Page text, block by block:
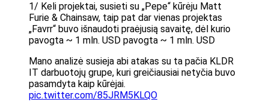
1/ Keli projektai, susieti su „Pepe“ kūrėju Matt
Furie & Chainsaw, taip pat dar vienas projektas
„Favrr“ buvo išnaudoti praėjusią savaitę, dėl kurio
pavogta ~ 1 mln. USD pavogta ~ 1 mln. USD
Mano analizė susieja abi atakas su ta pačia KLDR
IT darbuotojų grupe, kuri greičiausiai netyčia buvo
pasamdyta kaip kūrėjai.
pic.twitter.com/85JRM5KLQO